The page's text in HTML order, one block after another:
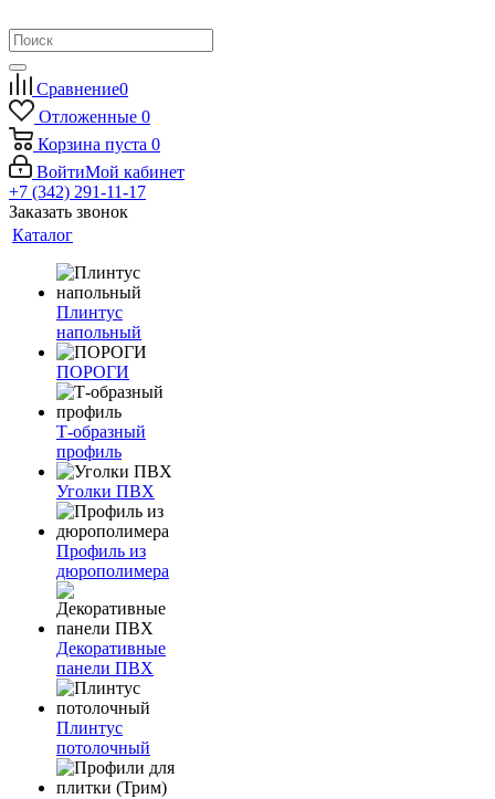
Сравнение0
Отложенные 0
Корзина пуста 0
ВойтиМой кабинет
+7 (342) 291-11-17
Заказать звонок
Каталог
Плинтус
напольный
ПОРОГИ
Т-образный
профиль
Уголки ПВХ
Профиль из
дюрополимера
Декоративные
панели ПВХ
Плинтус
потолочный